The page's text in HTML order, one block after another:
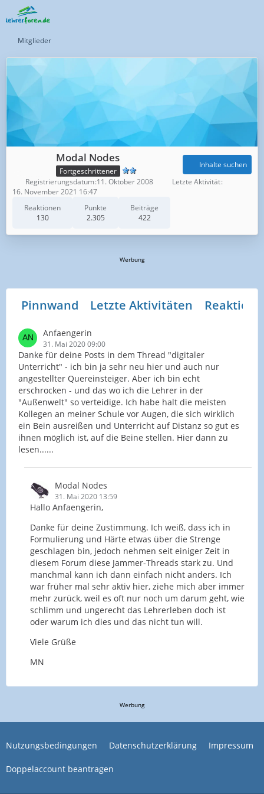
Mitglieder
Modal Nodes
Fortgeschrittener
Reaktionen
130
Punkte
2.305
Beiträge
422
Inhalte suchen
Registrierungsdatum 11. Oktober 2008
Letzte Aktivität
16. November 2021 16:47
Werbung
Pinnwand Letzte Aktivitäten
Anfaengerin
31. Mai 2020 09:00
Danke für deine Posts in dem Thread "digitaler
Unterricht" - ich bin ja sehr neu hier und auch nur
angestellter Quereinsteiger. Aber ich bin echt
erschrocken - und das wo ich die Lehrer in der
"Außenwelt" so verteidige. Ich habe halt die meisten
Kollegen an meiner Schule vor Augen, die sich wirklich
ein Bein ausreißen und Unterricht auf Distanz so gut es
ihnen möglich ist, auf die Beine stellen. Hier dann zu
lesen......
Modal Nodes
31. Mai 2020 13:59
Hallo Anfaengerin,
Danke für deine Zustimmung. Ich weiß, dass ich in
Formulierung und Härte etwas über die Strenge
geschlagen bin, jedoch nehmen seit einiger Zeit in
diesem Forum diese Jammer-Threads stark zu. Und
manchmal kann ich dann einfach nicht anders. Ich
war früher mal sehr aktiv hier, ziehe mich aber immer
mehr zurück, weil es oft nur noch um darum geht, wie
schlimm und ungerecht das Lehrerleben doch ist
oder warum ich dies und das nicht tun will.
Viele Grüße
MN
Werbung
Nutzungsbedingungen Datenschutzerklärung Impressum
Doppelaccount beantragen